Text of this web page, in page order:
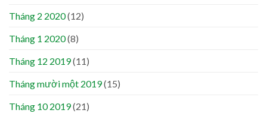
Tháng 2 2020(12)
Tháng 1 2020(8)
Tháng 12 2019(11)
Tháng mười một 2019(15)
Tháng 10 2019(21)